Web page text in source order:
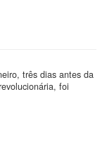
três dias antes da
foi